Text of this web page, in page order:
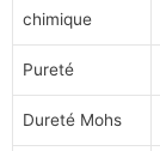
chimique
Pureté
Dureté Mohs